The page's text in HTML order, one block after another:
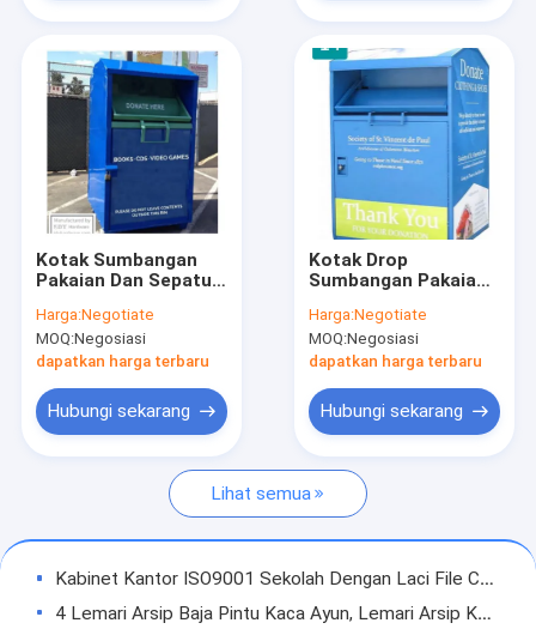
Semua Kasus
Meja Kerja Kabinet Garasi
Lemari Penyimpanan Alat
Gerobak Alat Bergulir
Troli Kabinet Alat
Set alat
Lemari Penyimpanan Loker Logam
Tempat Sampah Pintar
Kotak Sumbangan
Pakaian Dan Sepatu
Untuk Luar Ruangan
Harga:Negotiate
MOQ:Negosiasi
dapatkan harga terbaru
Hubungi sekarang
Kotak Drop
Sumbangan Pakaian
Pakaian Koleksi Amal
Harga:Negotiate
MOQ:Negosiasi
dapatkan harga terbaru
Hubungi sekarang
Lihat semua
Kabinet Kantor ISO9001 Sekolah Dengan Laci File Cold Rolled Steel
4 Lemari Arsip Baja Pintu Kaca Ayun, Lemari Arsip Kantor yang Dapat Diperpanjang